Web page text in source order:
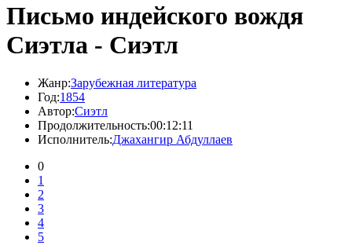
Письмо индейского вождя
Сиэтла - Сиэтл
Жанр:Зарубежная литература
Год:1854
Автор:Сиэтл
Продолжительность:00:12:11
Исполнитель:Джахангир Абдуллаев
0
1
2
3
4
5